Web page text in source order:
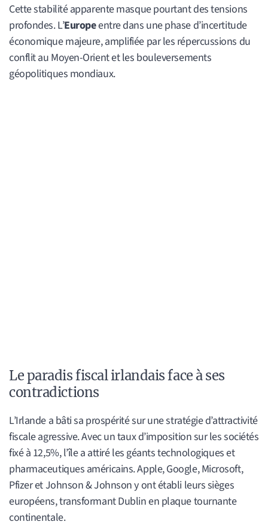
Cette stabilité apparente masque pourtant des tensions
profondes. L’Europeentre dans une phase d’incertitude
économique majeure, amplifiée par les répercussions du
conflit au Moyen-Orient et les bouleversements
géopolitiques mondiaux.
Le paradis fiscal irlandais face à ses
contradictions
L’Irlande a bâti sa prospérité sur une stratégie d’attractivité
fiscale agressive. Avec un taux d’imposition sur les sociétés
fixé à 12,5%, l’île a attiré les géants technologiques et
pharmaceutiques américains. Apple, Google, Microsoft,
Pfizer et Johnson & Johnson y ont établi leurs sièges
européens, transformant Dublin en plaque tournante
continentale.